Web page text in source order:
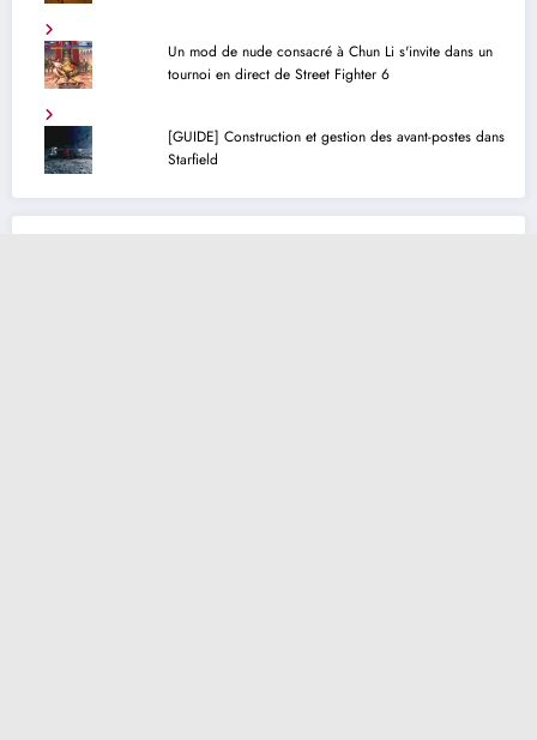
Un mod de nude consacré à Chun Li s'invite dans un
tournoi en direct de Street Fighter 6
[GUIDE] Construction et gestion des avant-postes dans
Starfield